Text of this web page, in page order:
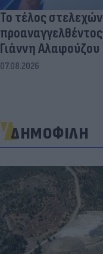
Το τέλος
Γιάννη Αλαφούζου
07.08.2026
ΔΗΜΟΦΙΛΗ